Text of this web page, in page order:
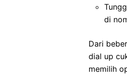
di
Dari
dial up
memilih